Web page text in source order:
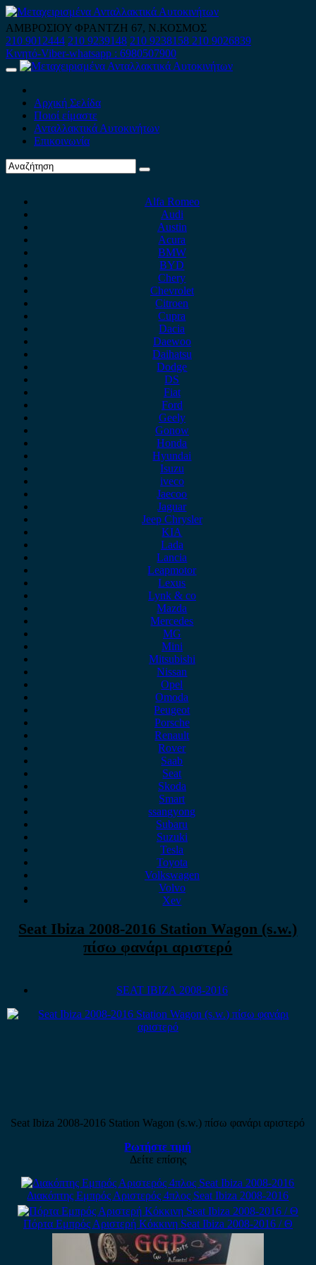
Skip
to
content
ΑΜΒΡΟΣΙΟΥ ΦΡΑΝΤΖΗ 67, Ν.ΚΟΣΜΟΣ
210 9012444 210 9239148 210 9238158 210 9026839
Κινητό-Viber-whatsapp : 6980507900
Primary
Αρχική Σελίδα
Ποιοί είμαστε
Ανταλλακτικά Αυτοκινήτων
Επικοινωνία
Alfa Romeo
Audi
Austin
Acura
BMW
BYD
Chery
Chevrolet
Citroen
Cupra
Dacia
Daewoo
Daihatsu
Dodge
DS
Fiat
Ford
Geely
Gonow
Honda
Hyundai
Isuzu
iveco
Jaecoo
Jaguar
Jeep Chrysler
KIA
Lada
Lancia
Leapmotor
Lexus
Lynk & co
Mazda
Mercedes
MG
Mini
Mitsubishi
Nissan
Opel
Omoda
Peugeot
Porsche
Renault
Rover
Saab
Seat
Skoda
Smart
ssangyong
Subaru
Suzuki
Tesla
Toyota
Volkswagen
Volvo
Xev
Seat Ibiza 2008-2016 Station Wagon (s.w.)
πίσω φανάρι αριστερό
SEAT IBIZA 2008-2016
Seat Ibiza 2008-2016 Station Wagon (s.w.) πίσω φανάρι αριστερό
Ρωτήστε τιμή
Δείτε επίσης
Διακόπτης Εμπρός Αριστερός 4πλος Seat Ibiza 2008-2016
Πόρτα Εμπρός Αριστερή Κόκκινη Seat Ibiza 2008-2016 / Θ